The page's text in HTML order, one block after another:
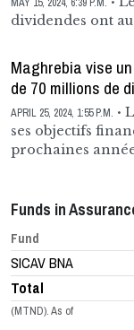
dividendes ont
Maghrebia vise
de 70 millions de
APRIL 25, 2024, 1:55 P.M.
ses objectifs
prochaines
Funds in
(MTND). As of
Fund
SICAV BNA
Total